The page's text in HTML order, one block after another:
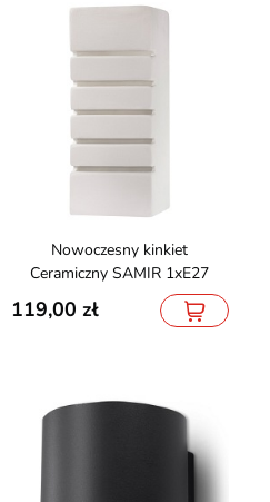
Nowoczesny kinkiet
Ceramiczny SAMIR 1xE27
119,00